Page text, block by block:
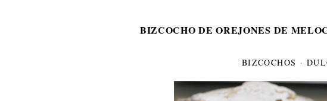
BIZCOCHO DE OREJONES DE
BIZCOCHOS ·